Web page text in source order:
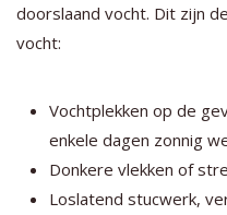
doorslaand vocht. Dit zijn
vocht:
Vochtplekken op de
enkele dagen zonnig
Donkere vlekken of
Loslatend stucwerk,